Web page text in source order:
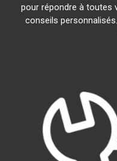
pour répondre à toutes
conseils